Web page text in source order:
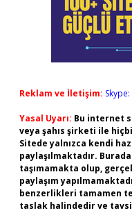
Reklam ve İletişim:
Yasal Uyarı: Bu internet
veya şahıs şirketi ile
Sitede yalnızca kendi
paylaşılmaktadır.
taşımamakta olup,
paylaşım
benzerlikleri tamamen
taslak halindedir ve